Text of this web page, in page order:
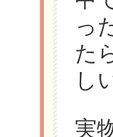
っ
た
し
実